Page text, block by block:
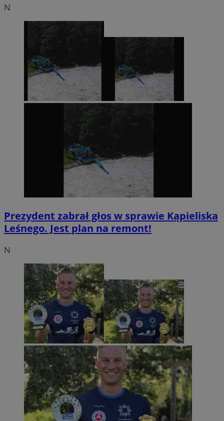
N
Prezydent zabrał głos w sprawie Kąpieliska
Leśnego. Jest plan na remont!
N